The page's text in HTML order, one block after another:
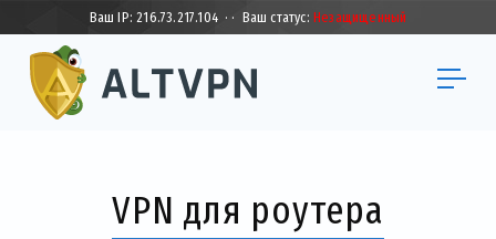
Ваш IP:216.73.217.104 · · Ваш статус:Незащищенный
VPN для роутера